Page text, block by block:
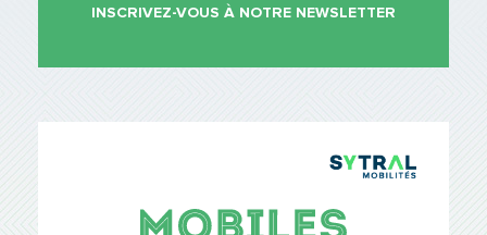
INSCRIVEZ-VOUS À NOTRE NEWSLETTER